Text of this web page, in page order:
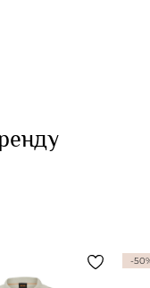
-